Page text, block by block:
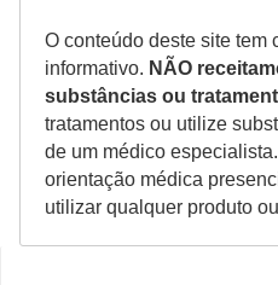
O conteúdo deste site tem
informativo. NÃO
substâncias ou
tratamentos ou utilize
de um médico
orientação médica
utilizar qualquer produto